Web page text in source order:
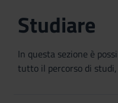
Studiare
In questa sezione è
tutto il percorso di